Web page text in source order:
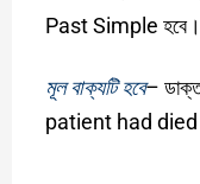
Past Simple হবে।
মূল বাক্যটি হবে–
patient had